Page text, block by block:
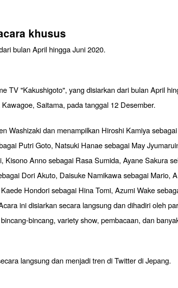
khusus
bulan April hingga Juni 2020.
TV "Kakushigoto", yang disiarkan dari bulan April
Saitama, pada tanggal 12 Desember.
Washizaki dan menampilkan Hiroshi Kamiya
Putri Goto, Natsuki Hanae sebagai May
Kisono Anno sebagai Rasa Sumida, Ayane Sakura
Dori Akuto, Daisuke Namikawa sebagai Mario,
Hondori sebagai Hina Tomi, Azumi Wake
ini disiarkan secara langsung dan dihadiri oleh
bincang, variety show, pembacaan, dan
langsung dan menjadi tren di Twitter di Jepang.